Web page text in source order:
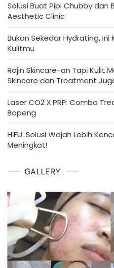
Solusi Buat Pipi Chubby dan
Aesthetic Clinic
Bukan Sekedar Hydrating,
Kulitmu
Rajin Skincare-an Tapi Kulit
Skincare dan Treatment
Laser CO2 X PRP: Combo
Bopeng
HIFU: Solusi Wajah Lebih
Meningkat!
GALLERY